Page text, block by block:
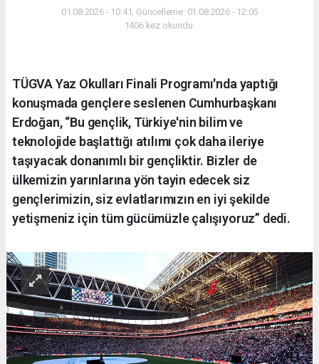
01.08.2026 - 10:41, Güncelleme: 01.08.2026 - 12:05
1406 kez okundu.
TÜGVA Yaz Okulları Finali Programı'nda yaptığı
konuşmada gençlere seslenen Cumhurbaşkanı
Erdoğan, “Bu gençlik, Türkiye'nin bilim ve
teknolojide başlattığı atılımı çok daha ileriye
taşıyacak donanımlı bir gençliktir. Bizler de
ülkemizin yarınlarına yön tayin edecek siz
gençlerimizin, siz evlatlarımızın en iyi şekilde
yetişmeniz için tüm gücümüzle çalışıyoruz” dedi.